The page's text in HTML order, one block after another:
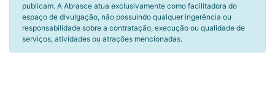
publicam. A Abrasce atua exclusivamente como facilitadora do
espaço de divulgação, não possuindo qualquer ingerência ou
responsabilidade sobre a contratação, execução ou qualidade de
serviços, atividades ou atrações mencionadas.